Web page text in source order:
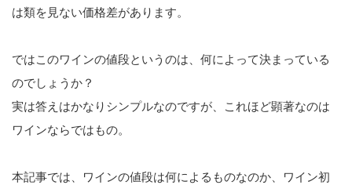
は類を見ない価格差があります。
ではこのワインの値段というのは、何によって決まっている
のでしょうか？
実は答えはかなりシンプルなのですが、これほど顕著なのは
ワインならではもの。
本記事では、ワインの値段は何によるものなのか、ワイン初